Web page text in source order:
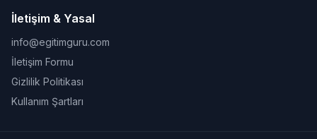
İletişim & Yasal
info@egitimguru.com
İletişim Formu
Gizlilik Politikası
Kullanım Şartları